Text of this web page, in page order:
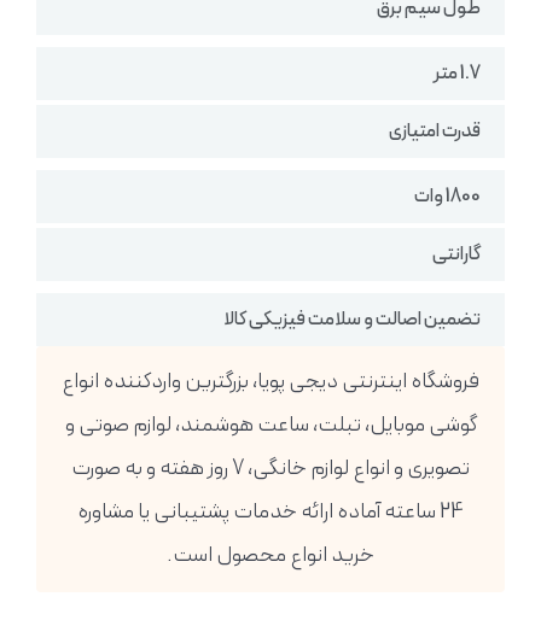
طول سیم برق
1.7 متر
قدرت امتیازی
1800 وات
گارانتی
تضمین اصالت و سلامت فیزیکی کالا
فروشگاه اینترنتی دیجی پویا، بزرگترین واردکننده انواع
گوشی موبایل، تبلت، ساعت هوشمند، لوازم صوتی و
تصویری و انواع لوازم خانگی، 7 روز هفته و به صورت
24 ساعته آماده ارائه خدمات پشتیبانی یا مشاوره
خرید انواع محصول است.